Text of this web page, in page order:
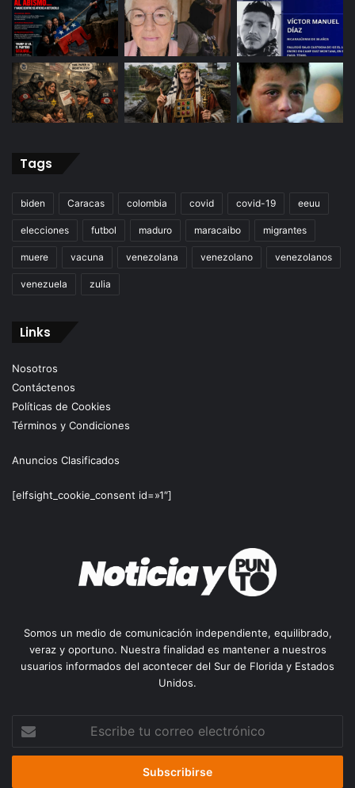
Tags
biden Caracas colombia covid covid-19 eeuu
elecciones futbol maduro maracaibo migrantes
muere vacuna venezolana venezolano venezolanos
venezuela zulia
Links
Nosotros
Contáctenos
Políticas de Cookies
Términos y Condiciones
Anuncios Clasificados
[elfsight_cookie_consent id=»1″]
Somos un medio de comunicación independiente, equilibrado,
veraz y oportuno. Nuestra finalidad es mantener a nuestros
usuarios informados del acontecer del Sur de Florida y Estados
Unidos.
tu
correo